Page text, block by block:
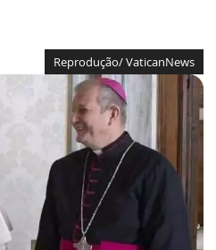
Reprodução/ VaticanNews